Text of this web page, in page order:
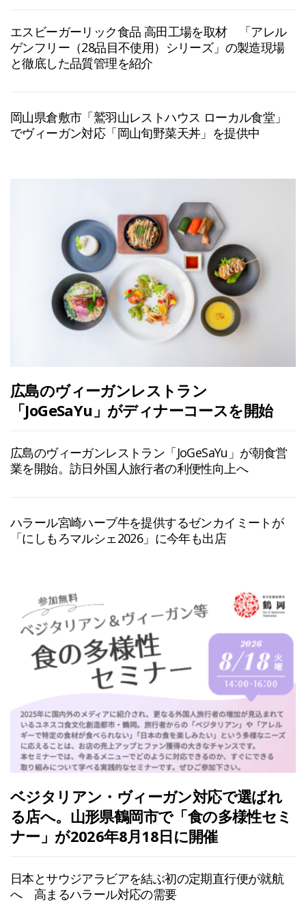
エスビーガーリック食品 高田工場を取材 「アレル
ゲンフリー（28品目不使用）シリーズ」の製造現場
と徹底した品質管理を紹介
岡山県倉敷市「鷲羽山レストハウス ローカル食堂」
でヴィーガン対応「岡山旬野菜天丼」を提供中
広島のヴィーガンレストラン
「JoGeSaYu」がディナーコースを開始
広島のヴィーガンレストラン「JoGeSaYu」が朝食営
業を開始。訪日外国人旅行者の利便性向上へ
ハラール宮崎ハーブ牛を提供するゼンカイミートが
「にしもろマルシェ2026」に今年も出店
ベジタリアン・ヴィーガン対応で選ばれ
る店へ。山形県鶴岡市で「食の多様性セミ
ナー」が2026年8月18日に開催
日本とサウジアラビアを結ぶ初の定期直行便が就航
へ 高まるハラール対応の需要